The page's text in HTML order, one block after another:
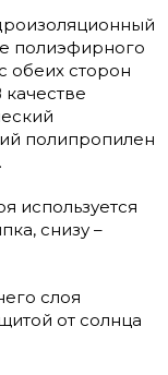
полиэфирного
обеих сторон
полипропилен
используется
снизу –
слоя
от солнца